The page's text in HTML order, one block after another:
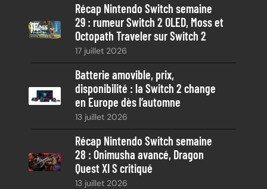
Récap Nintendo Switch semaine
29 : rumeur Switch 2 OLED, Moss et
Octopath Traveler sur Switch 2
17 juillet 2026
Batterie amovible, prix,
disponibilité : la Switch 2 change
en Europe dès l’automne
13 juillet 2026
Récap Nintendo Switch semaine
28 : Onimusha avancé, Dragon
Quest XI S critiqué
13 juillet 2026